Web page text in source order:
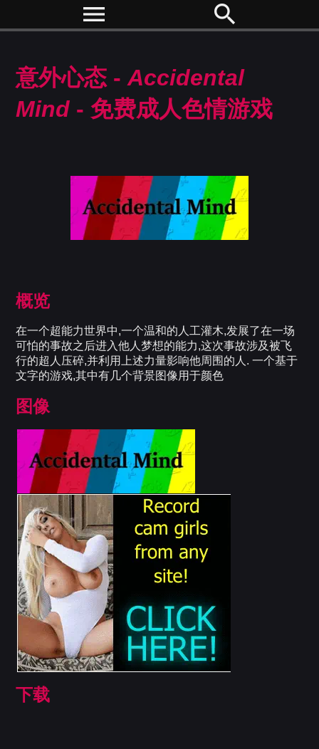
menu search
意外心态 -Accidental
Mind - 免费成人色情游戏
概览
在一个超能力世界中,一个温和的人工灌木,发展了在一场
可怕的事故之后进入他人梦想的能力,这次事故涉及被飞
行的超人压碎,并利用上述力量影响他周围的人. 一个基于
文字的游戏,其中有几个背景图像用于颜色
图像
下载